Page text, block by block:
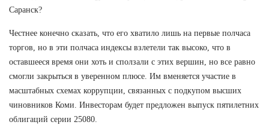
Саранск?
Честнее конечно сказать, что его хватило лишь на первые полчаса
торгов, но в эти полчаса индексы взлетели так высоко, что в
оставшееся время они хоть и сползали с этих вершин, но все равно
смогли закрыться в уверенном плюсе. Им вменяется участие в
масштабных схемах коррупции, связанных с подкупом высших
чиновников Коми. Инвесторам будет предложен выпуск пятилетних
облигаций серии 25080.